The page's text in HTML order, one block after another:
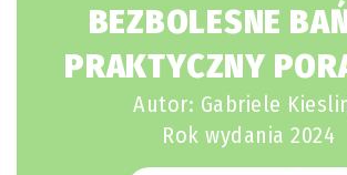
BEZBOLESNE
PRAKTYCZNY
Autor: Gabriele
Rok wydania 2024